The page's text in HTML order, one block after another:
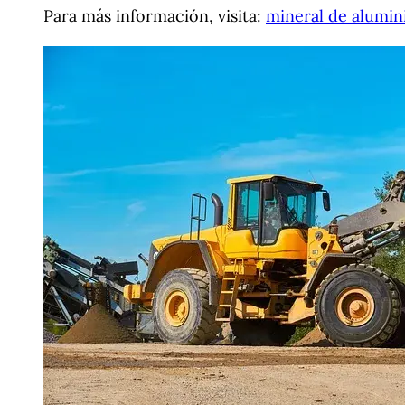
Para más información, visita: mineral de